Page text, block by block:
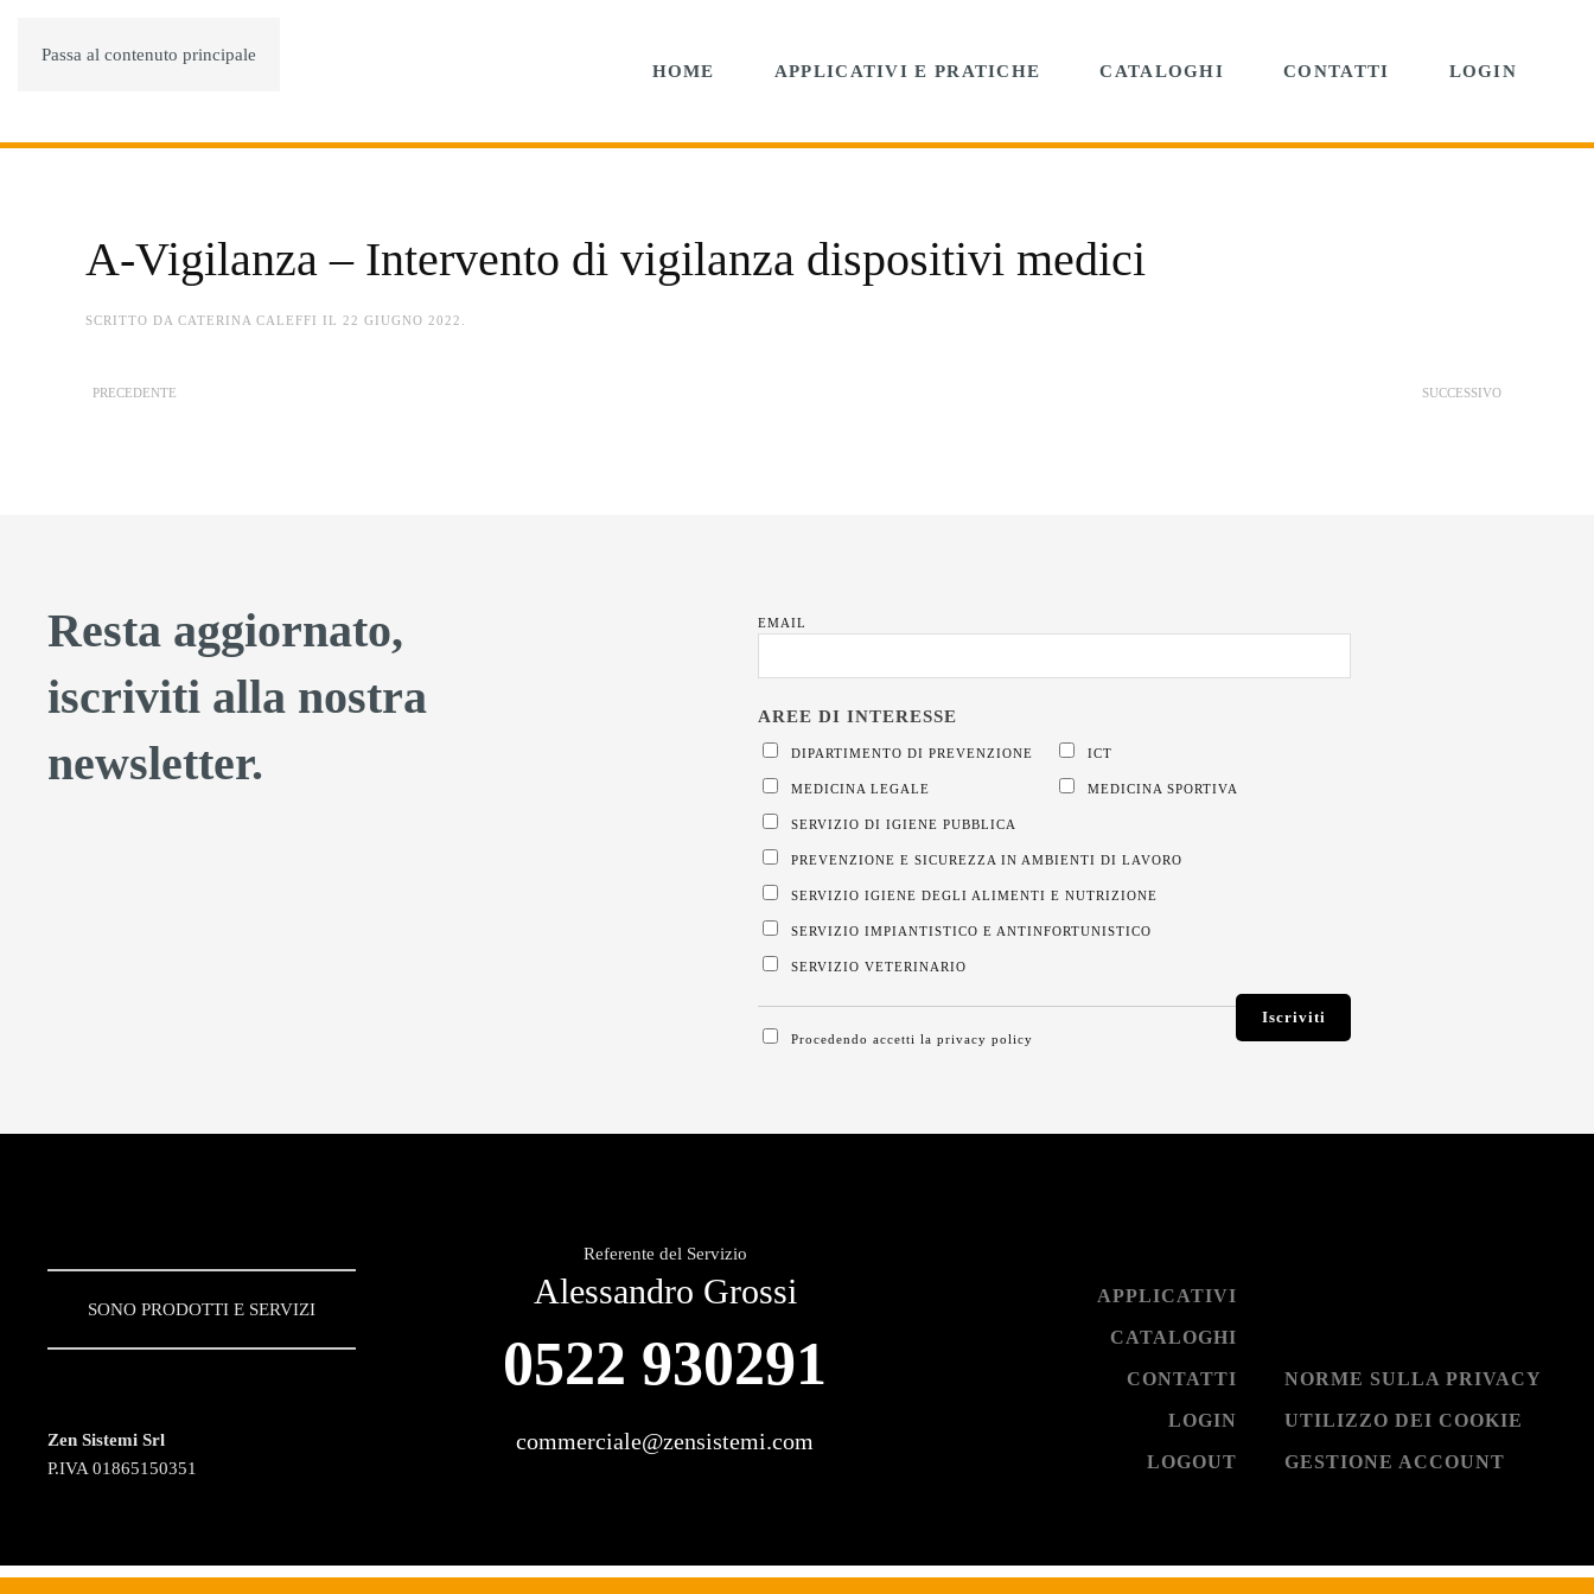
Passa al contenuto principale
HOME
APPLICATIVI E PRATICHE CATALOGHI CONTATTI LOGIN
A-Vigilanza – Intervento di vigilanza dispositivi medici
SCRITTO DA CATERINA CALEFFI IL 22 GIUGNO 2022
PRECEDENTE SUCCESSIVO
Resta aggiornato,
iscriviti alla nostra
newsletter.
EMAIL
DIPARTIMENTO DI PREVENZIONE ICT
MEDICINA LEGALE MEDICINA SPORTIVA
SERVIZIO DI IGIENE PUBBLICA
PREVENZIONE E SICUREZZA IN AMBIENTI DI LAVORO
SERVIZIO IGIENE DEGLI ALIMENTI E NUTRIZIONE
SERVIZIO IMPIANTISTICO E ANTINFORTUNISTICO
SERVIZIO VETERINARIO
Procedendo accetti la privacy policy
SONO PRODOTTI E SERVIZI
Zen Sistemi Srl
P.IVA 01865150351
Referente del Servizio
Alessandro Grossi
0522 930291
commerciale@zensistemi.com
APPLICATIVI
CATALOGHI
CONTATTI
LOGIN
LOGOUT
NORME SULLA PRIVACY
UTILIZZO DEI COOKIE
GESTIONE ACCOUNT